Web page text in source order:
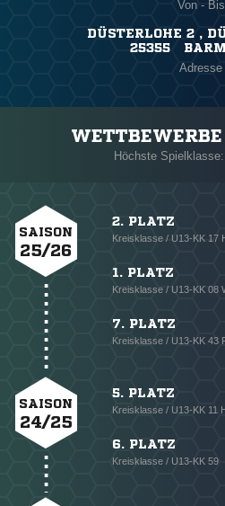
Von - Bis
DÜSTERLOHE 2 ,
25355
Adresse
Höchste
SAISON
25/26
2. PLATZ
Kreisklasse / U13-KK 17
1. PLATZ
Kreisklasse / U13-KK 08
7. PLATZ
Kreisklasse / U13-KK 43
SAISON
24/25
5. PLATZ
Kreisklasse / U13-KK 11
6. PLATZ
Kreisklasse / U13-KK 59